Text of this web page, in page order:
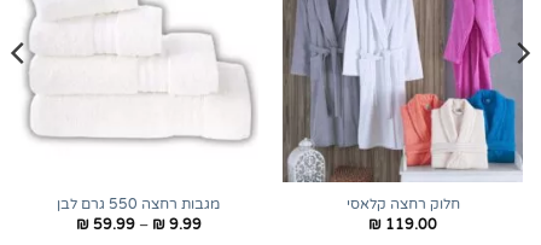
חלוק רחצה קלאסי
₪ 119.00
מגבות רחצה 550 גרם לבן
₪9.99
–
₪59.99